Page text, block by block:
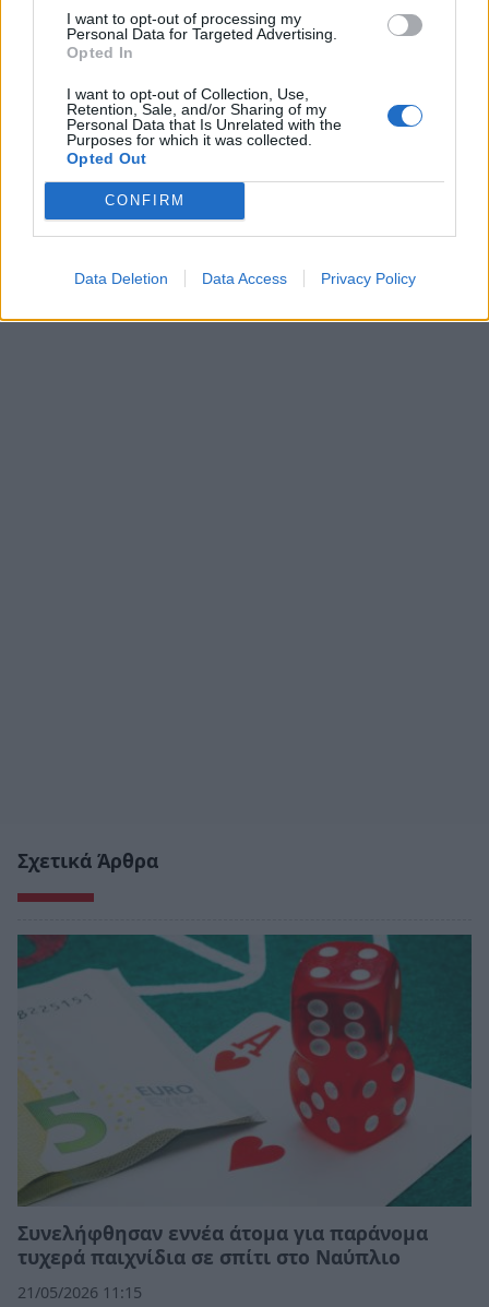
I want to opt-out of processing my
Personal Data for Targeted Advertising.
Opted In
I want to opt-out of Collection, Use,
Retention, Sale, and/or Sharing of my
Personal Data that Is Unrelated with the
Purposes for which it was collected.
Opted Out
CONFIRM
Data Deletion Data Access Privacy Policy
ΕΕΕΠ
ΤΥΧΕΡΑ ΠΑΙΧΝΙΔΙΑ
ΠΑΡΑΝΟΜΟΣ ΤΖΟΓΟΣ
Σχετικά Άρθρα
Συνελήφθησαν εννέα άτομα για παράνομα
τυχερά παιχνίδια σε σπίτι στο Ναύπλιο
21/05/2026 11:15